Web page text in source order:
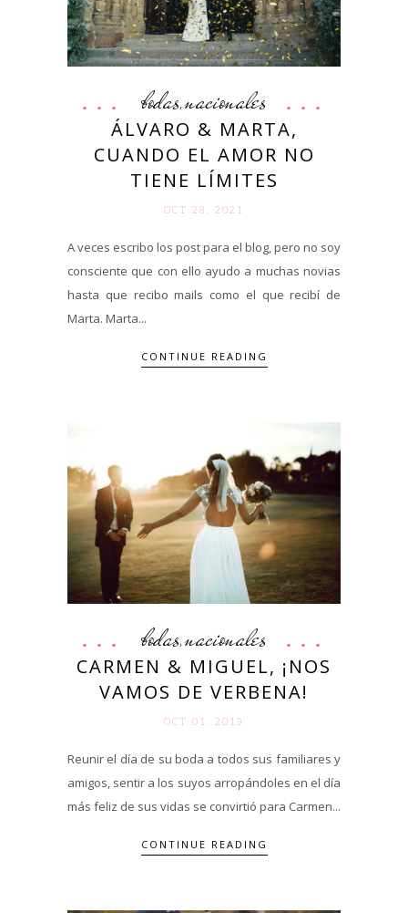
bodas,nacionales
ÁLVARO & MARTA,
CUANDO EL AMOR NO
TIENE LÍMITES
OCT 28. 2021
A veces escribo los post para el blog, pero no soy
consciente que con ello ayudo a muchas novias
hasta que recibo mails como el que recibí de
Marta. Marta...
CONTINUE READING
bodas,nacionales
CARMEN & MIGUEL, ¡NOS
VAMOS DE VERBENA!
OCT 01. 2019
Reunir el día de su boda a todos sus familiares y
amigos, sentir a los suyos arropándoles en el día
más feliz de sus vidas se convirtió para Carmen...
CONTINUE READING